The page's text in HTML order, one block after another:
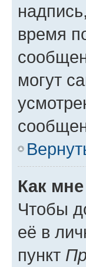
время
могут
Как
Чтобы
её в
пункт